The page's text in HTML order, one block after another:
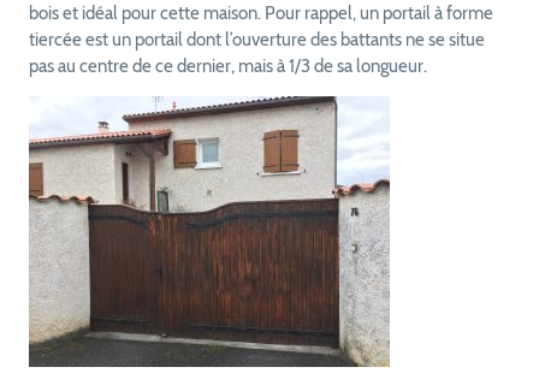
bois et idéal pour cette maison. Pour rappel, un portail à forme
tiercée est un portail dont l’ouverture des battants ne se situe
pas au centre de ce dernier, mais à 1/3 de sa longueur.